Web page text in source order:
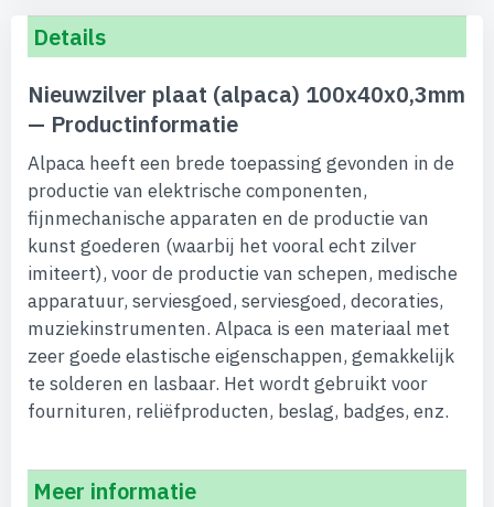
Details
Nieuwzilver plaat (alpaca) 100x40x0,3mm
— Productinformatie
Alpaca heeft een brede toepassing gevonden in de
productie van elektrische componenten,
fijnmechanische apparaten en de productie van
kunst goederen (waarbij het vooral echt zilver
imiteert), voor de productie van schepen, medische
apparatuur, serviesgoed, serviesgoed, decoraties,
muziekinstrumenten. Alpaca is een materiaal met
zeer goede elastische eigenschappen, gemakkelijk
te solderen en lasbaar. Het wordt gebruikt voor
fournituren, reliëfproducten, beslag, badges, enz.
Meer informatie